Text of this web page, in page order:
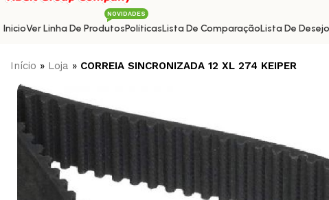
InicioVer Linha De Produtos
NOVIDADES
PolíticasLista De ComparaçãoLista De
Início » Loja » CORREIA SINCRONIZADA 12 XL 274 KEIPER